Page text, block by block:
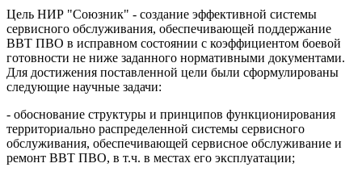
Цель НИР "Союзник" - создание эффективной системы
сервисного обслуживания, обеспечивающей поддержание
ВВТ ПВО в исправном состоянии с коэффициентом боевой
готовности не ниже заданного нормативными документами.
Для достижения поставленной цели были сформулированы
следующие научные задачи:
- обоснование структуры и принципов функционирования
территориально распределенной системы сервисного
обслуживания, обеспечивающей сервисное обслуживание и
ремонт ВВТ ПВО, в т.ч. в местах его эксплуатации;